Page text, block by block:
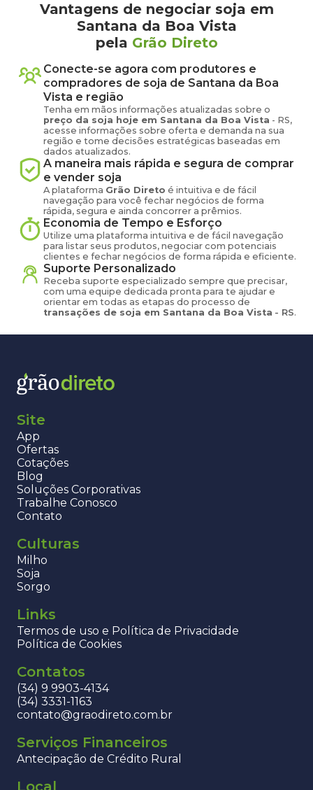
Vantagens de negociar soja em
Santana da Boa Vista
pela Grão Direto
Conecte-se agora com produtores e
compradores de soja de Santana da Boa
Vista e região
Tenha em mãos informações atualizadas sobre o
preço da soja hoje em Santana da Boa Vista - RS,
acesse informações sobre oferta e demanda na sua
região e tome decisões estratégicas baseadas em
dados atualizados.
A maneira mais rápida e segura de comprar
e vender soja
A plataforma Grão Direto é intuitiva e de fácil
navegação para você fechar negócios de forma
rápida, segura e ainda concorrer a prêmios.
Economia de Tempo e Esforço
Utilize uma plataforma intuitiva e de fácil navegação
para listar seus produtos, negociar com potenciais
clientes e fechar negócios de forma rápida e eficiente.
Suporte Personalizado
Receba suporte especializado sempre que precisar,
com uma equipe dedicada pronta para te ajudar e
orientar em todas as etapas do processo de
transações de soja em Santana da Boa Vista - RS.
Site
App
Ofertas
Cotações
Blog
Soluções Corporativas
Trabalhe Conosco
Contato
Culturas
Milho
Soja
Sorgo
Links
Termos de uso e Política de Privacidade
Política de Cookies
Contatos
(34) 9 9903-4134
(34) 3331-1163
contato@graodireto.com.br
Serviços Financeiros
Antecipação de Crédito Rural
Local